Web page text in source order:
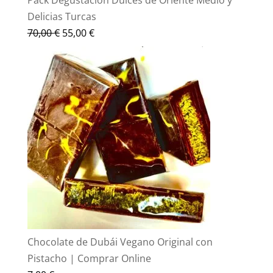
Delicias Turcas
70,00€ El
original
era:
70,00 €.
55,00€El
actual
es:
55,00 €.
Chocolate de Dubái Vegano Original con
Pistacho | Comprar Online